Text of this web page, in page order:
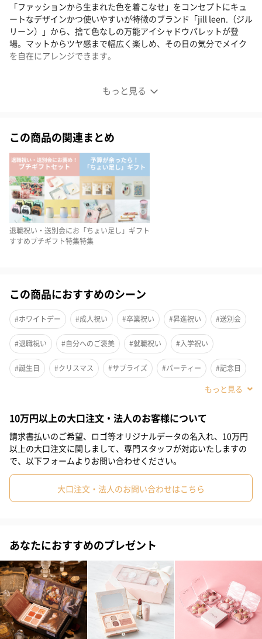
もっと見る
「ファッションから生まれた色を着こなせ」をコンセプトにキュ
ートなデザインかつ使いやすいが特徴のブランド「jill leen.（ジル
リーン）」から、捨て色なしの万能アイシャドウパレットが登
場。マットからツヤ感まで幅広く楽しめ、その日の気分でメイク
を自在にアレンジできます。
ベースカラーからポイントカラーまで
ートなデザインかつ使いやすいが特徴の「jill leen.（ジルリー
ン）」から、捨て色なしの万能アイシャドウパレットが登場！
マットからツヤ感まで幅広く楽しめ、その日の気分でメイクを自
在にアレンジできます！
カラー
型にはどんなカラーにもマッチする、細かいラメがぎっしり！大
粒のラメやパール感のあるラメなど、ベースカラーと組み合わせ
次第で、さまざまな抜け感メイクが完成します。
GM16（9色）
ラメなど、9色のくすみカラーを配色したアイシャドウパレット。
親しみやすいオレンジメイク、柔らかいブラウンメイク、ラメを
大胆に使ったメイク、さまざまな印象の目元を演出します。
GM03（9色）
ーはむくみがちな目元も自然と引き締めます。メタリックなオレ
ンジゴールドラメが特徴の配色です。
GM12（9色）
この商品の関連まとめ
退職祝い・送別会にお
すすめプチギフト特集
「ちょい足し」ギフト
特集
この商品におすすめのシーン
#ホワイトデー #成人祝い #卒業祝い #昇進祝い #送別会
#退職祝い #自分へのご褒美 #就職祝い #入学祝い
#誕生日 #クリスマス #サプライズ #パーティー #記念日
#女子中学生 #女の子 #親戚女性 #取引先女性
#部下女性 #姪 #娘 #彼女 #妹 #女子大学生
#同僚女性 #上司女性 #祖母 #母親 #妻
#60代 #50代 #40代 #30代 #20代後半
10万円以上の大口注文・法人のお客様について
請求書払いのご希望、ロゴ等オリジナルデータの名入れ、10万円
以上の大口注文に関しまして、専門スタッフが対応いたしますの
で、以下フォームよりお問い合わせください。
大口注文・法人のお問い合わせはこちら
あなたにおすすめのプレゼント